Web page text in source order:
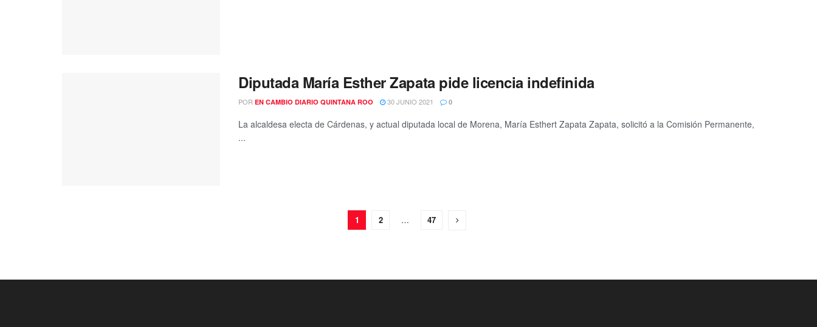
Diputada María Esther Zapata pide licencia indefinida
POR EN CAMBIO DIARIO QUINTANA ROO 30 JUNIO 2021 0
La alcaldesa electa de Cárdenas, y actual diputada local de Morena, María Esthert Zapata Zapata, solicitó a la Comisión Permanente,
...
1 2 … 47